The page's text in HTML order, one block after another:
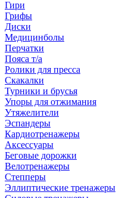
Гири
Грифы
Диски
Медицинболы
Перчатки
Пояса т/а
Ролики для пресса
Скакалки
Турники и брусья
Упоры для отжимания
Утяжелители
Эспандеры
Кардиотренажеры
Аксессуары
Беговые дорожки
Велотренажеры
Степперы
Эллиптические тренажеры